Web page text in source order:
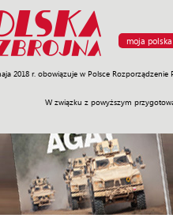
moja
2018 r. obowiązuje w Polsce
W związku z powyższym
Poligon Sprzęt Misje